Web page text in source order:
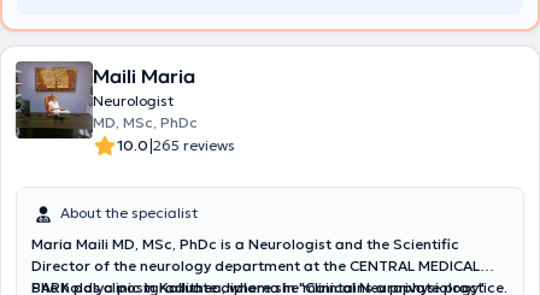
Maili Maria
Neurologist
MD, MSc, PhDc
10.0|265 reviews
About the specialist
Maria Maili MD, MSc, PhDc is a Neurologist and the Scientific
Director of the neurology department at the CENTRAL MEDICAL
PARK polyclinic in Kallithea, where she maintains a private practice.
She holds a postgraduate diploma in "Clinical Neurophysiology"